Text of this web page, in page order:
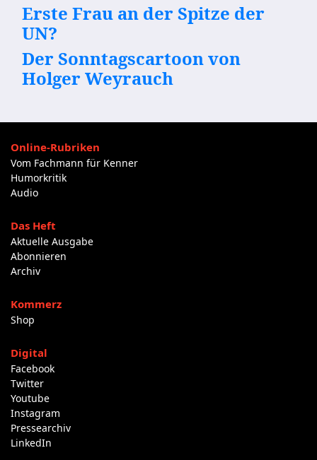
Erste Frau an der Spitze der
UN?
Der Sonntagscartoon von
Holger Weyrauch
Online-Rubriken
Vom Fachmann für Kenner
Humorkritik
Audio
Das Heft
Aktuelle Ausgabe
Abonnieren
Archiv
Kommerz
Shop
Digital
Facebook
Twitter
Youtube
Instagram
Pressearchiv
LinkedIn